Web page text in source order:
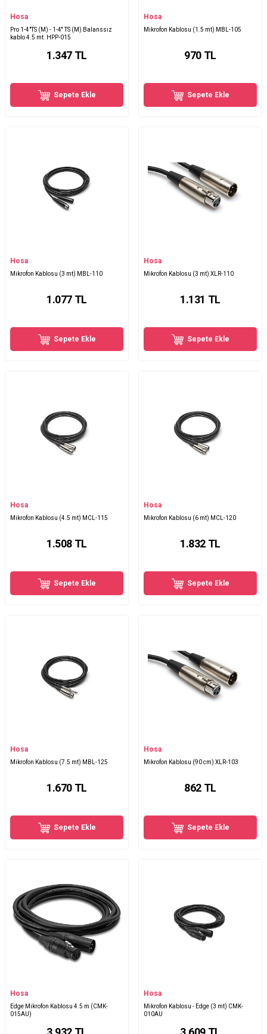
Hosa
Pro 1-4"TS (M) - 1-4'' TS (M) Balanssız
kablo 4.5 mt. HPP-015
1.347 TL
Sepete Ekle
Hosa
Mikrofon Kablosu (1.5 mt) MBL-105
970 TL
Sepete Ekle
Hosa
Mikrofon Kablosu (3 mt) MBL-110
1.077 TL
Sepete Ekle
Hosa
Mikrofon Kablosu (3 mt) XLR-110
1.131 TL
Sepete Ekle
Hosa
Mikrofon Kablosu (4.5 mt) MCL-115
1.508 TL
Sepete Ekle
Hosa
Mikrofon Kablosu (6 mt) MCL-120
1.832 TL
Sepete Ekle
Hosa
Mikrofon Kablosu (7.5 mt) MBL-125
1.670 TL
Sepete Ekle
Hosa
Mikrofon Kablosu (90 cm) XLR-103
862 TL
Sepete Ekle
Hosa
Edge Mikrofon Kablosu 4.5 m (CMK-
015AU)
Hosa
Mikrofon Kablosu - Edge (3 mt) CMK-
010AU